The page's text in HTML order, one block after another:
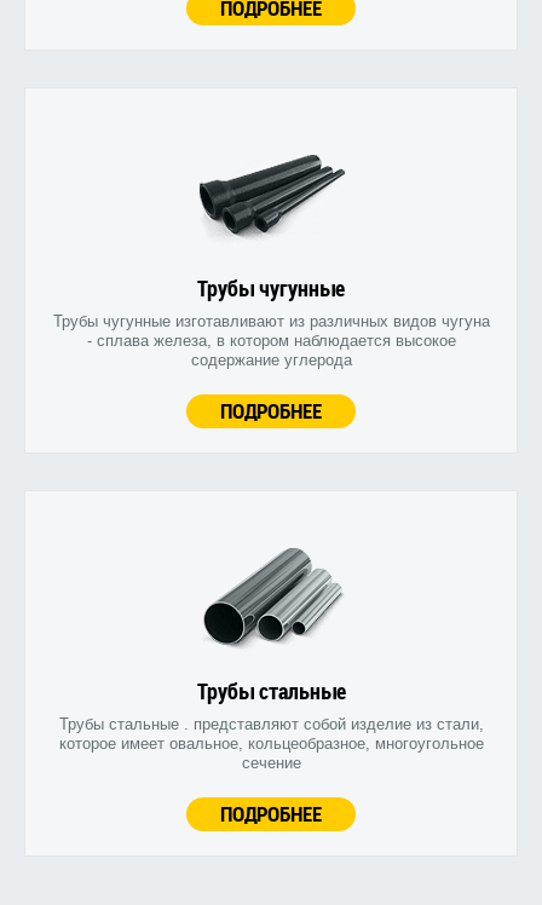
ПОДРОБНЕЕ
Трубы чугунные
Трубы чугунные изготавливают из различных видов чугуна
- сплава железа, в котором наблюдается высокое
содержание углерода
ПОДРОБНЕЕ
Трубы стальные
Трубы стальные . представляют собой изделие из стали,
которое имеет овальное, кольцеобразное, многоугольное
сечение
ПОДРОБНЕЕ